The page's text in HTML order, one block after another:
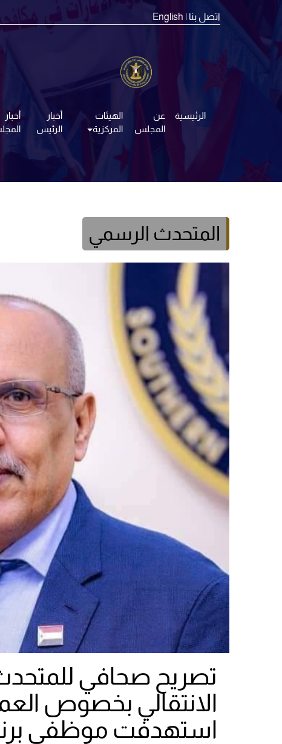
اتصل بنا | English
الرئيسية
عن
المجلس
الهيئات
المركزية
أخبار
الرئيس
أخبار
المتحدث الرسمي
تصريح صحافي
الانتقالي بخصوص
استهدفت موظفي